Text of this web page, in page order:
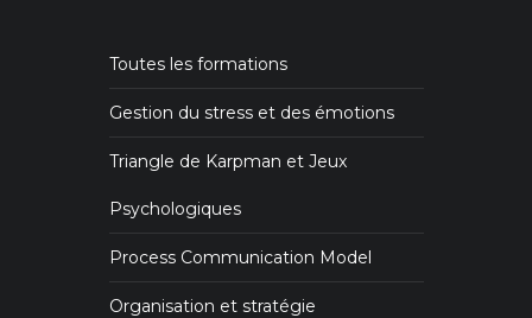
Toutes les formations
Gestion du stress et des émotions
Triangle de Karpman et Jeux
Psychologiques
Process Communication Model
Organisation et stratégie